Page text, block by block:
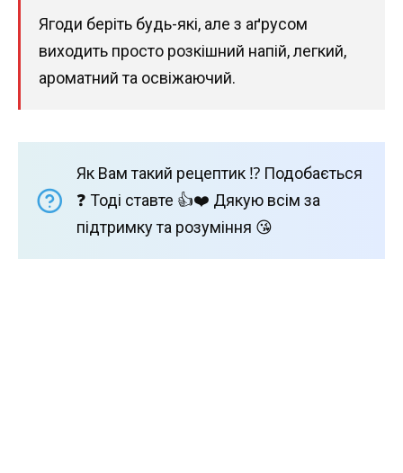
Ягоди беріть будь-які, але з аґрусом
виходить просто розкішний напій, легкий,
ароматний та освіжаючий.
Як Вам такий рецептик ⁉️ Подобається
❓ Тоді ставте 👍❤️ Дякую всім за
підтримку та розуміння 😘